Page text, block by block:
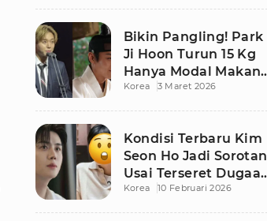
Bikin Pangling! Park
Ji Hoon Turun 15 Kg
Hanya Modal Makan
Apel, Visual
Korea 3 Maret 2026
Kondisi Terbaru Kim
Seon Ho Jadi Sorotan
Usai Terseret
Penggelapan Pajak
Korea 10 Februari 2026